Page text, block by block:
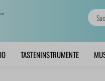
TASTENINSTRUMENTE